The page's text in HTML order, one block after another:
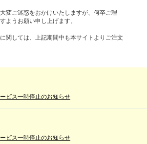
変ご迷惑をおかけいたしますが、何卒ご理
ようお願い申し上げます。
関しては、上記期間中も本サイトよりご注文
ビス一時停止のお知らせ
ビス一時停止のお知らせ